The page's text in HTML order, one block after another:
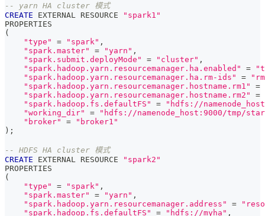
-- yarn HA cluster 模式
CREATE EXTERNAL RESOURCE
"spark1"
PROPERTIES
(
"type"
= "spark" ,
"spark.master"
= "yarn" ,
"spark.submit.deployMode"
= "cluster" ,
"spark.hadoop.yarn.resourcemanager.ha.enabled"
=
"spark.hadoop.yarn.resourcemanager.ha.rm-ids"
=
"spark.hadoop.yarn.resourcemanager.hostname.rm1"
=
"spark.hadoop.yarn.resourcemanager.hostname.rm2"
=
"spark.hadoop.fs.defaultFS"
=
"hdfs://
"working_dir"
=
"hdfs://namenode_host:9000/tmp/
"broker"
=
"broker1"
) ;
-- HDFS HA cluster 模式
CREATE EXTERNAL RESOURCE
"spark2"
PROPERTIES
(
"type"
= "spark" ,
"spark.master"
= "yarn" ,
"spark.hadoop.yarn.resourcemanager.address"
=
"spark.hadoop.fs.defaultFS"
= "hdfs://myha" ,